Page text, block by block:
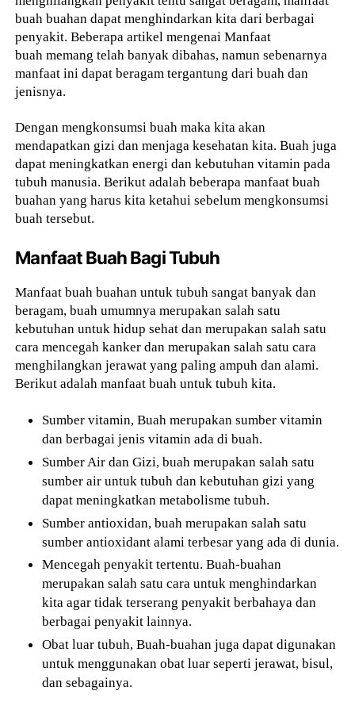
buah buahan dapat menghindarkan kita dari berbagai
penyakit. Beberapa artikel mengenai Manfaat
buah memang telah banyak dibahas, namun sebenarnya
manfaat ini dapat beragam tergantung dari buah dan
jenisnya.
Dengan mengkonsumsi buah maka kita akan
mendapatkan gizi dan menjaga kesehatan kita. Buah juga
dapat meningkatkan energi dan kebutuhan vitamin pada
tubuh manusia. Berikut adalah beberapa manfaat buah
buahan yang harus kita ketahui sebelum mengkonsumsi
buah tersebut.
Manfaat Buah Bagi Tubuh
Manfaat buah buahan untuk tubuh sangat banyak dan
beragam, buah umumnya merupakan salah satu
kebutuhan untuk hidup sehat dan merupakan salah satu
cara mencegah kanker dan merupakan salah satu cara
menghilangkan jerawat yang paling ampuh dan alami.
Berikut adalah manfaat buah untuk tubuh kita.
Sumber vitamin, Buah merupakan sumber vitamin
dan berbagai jenis vitamin ada di buah.
Sumber Air dan Gizi, buah merupakan salah satu
sumber air untuk tubuh dan kebutuhan gizi yang
dapat meningkatkan metabolisme tubuh.
Sumber antioxidan, buah merupakan salah satu
sumber antioxidant alami terbesar yang ada di dunia.
Mencegah penyakit tertentu. Buah-buahan
merupakan salah satu cara untuk menghindarkan
kita agar tidak terserang penyakit berbahaya dan
berbagai penyakit lainnya.
Obat luar tubuh, Buah-buahan juga dapat digunakan
untuk menggunakan obat luar seperti jerawat, bisul,
dan sebagainya.